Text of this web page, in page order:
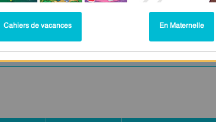
celtique et les Gaulois CM1 - Vidéo +
Cahiers de vacances En Maternelle